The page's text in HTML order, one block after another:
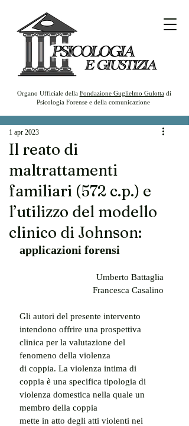
Organo Ufficiale della Fondazione Guglielmo Gulottadi
Psicologia Forense e della comunicazione
Il reato di
maltrattamenti
familiari (572 c.p.) e
l’utilizzo del modello
clinico di Johnson:
1 apr 2023
applicazioni forensi
Umberto Battaglia
Francesca Casalino
Gli autori del presente intervento
intendono offrire una prospettiva
clinica per la valutazione del
fenomeno della violenza
di coppia. La violenza intima di
coppia è una specifica tipologia di
violenza domestica nella quale un
membro della coppia
mette in atto degli atti violenti nei